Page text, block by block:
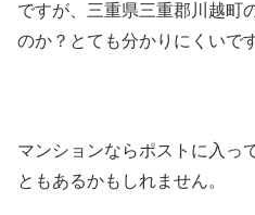
ですが、三重県三重郡川越町
のか？とても分かりにくいで
マンションならポストに入っ
ともあるかもしれません。